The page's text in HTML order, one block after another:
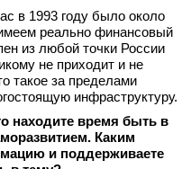
в 1993 году было около
реально финансовый
из любой точки России
не приходит и не
такое за пределами
инфраструктуру.
находите время быть в
Каким
и поддерживаете